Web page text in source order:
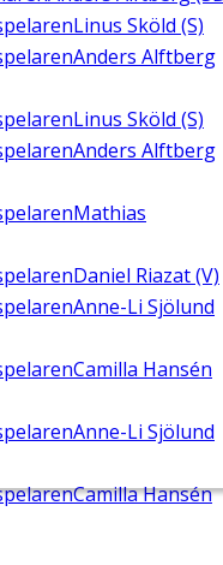
Linus Sköld (S)
Anders Alftberg
Linus Sköld (S)
Anders Alftberg
Mathias
Daniel Riazat (V)
Anne-Li Sjölund
Camilla Hansén
Anne-Li Sjölund
Camilla Hansén